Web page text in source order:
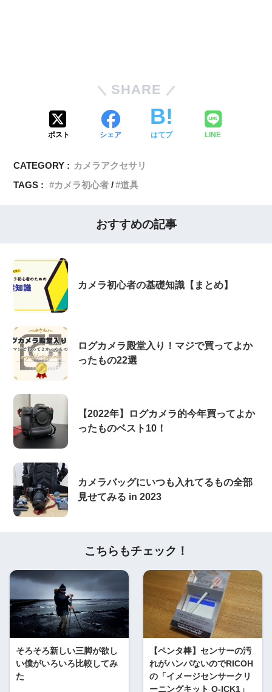
SHARE
ポスト シェア はてブ LINE
CATEGORY : カメラアクセサリ
TAGS :
カメラ初心者 道具
おすすめの記事
カメラ初心者の基礎知識【まとめ】
ログカメラ殿堂入り！マジで買ってよか
ったもの22選
【2022年】ログカメラ的今年買ってよか
ったものベスト10！
カメラバッグにいつも入れてるもの全部
見せてみる in 2023
こちらもチェック！
そろそろ新しい三脚が欲し
い僕がいろいろ比較してみ
た
【ペンタ棒】センサーの汚
れがハンパないのでRICOH
の「イメージセンサークリ
ーニングキット O-ICK1」